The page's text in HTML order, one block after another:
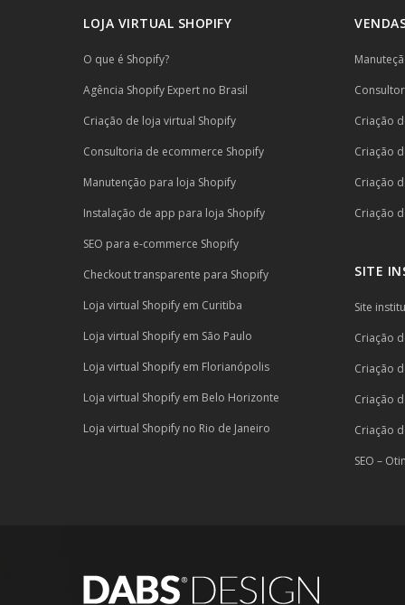
LOJA VIRTUAL SHOPIFY
O que é Shopify?
Agência Shopify Expert no Brasil
Criação de loja virtual Shopify
Consultoria de ecommerce Shopify
Manutenção para loja Shopify
Instalação de app para loja Shopify
SEO para e-commerce Shopify
Checkout transparente para Shopify
Loja virtual Shopify em Curitiba
Loja virtual Shopify em São Paulo
Loja virtual Shopify em Florianópolis
Loja virtual Shopify em Belo Horizonte
Loja virtual Shopify no Rio de Janeiro
Criação
Criação
Criação
Criação
SITE
Site
Criação
Criação
Criação
Criação
SEO –